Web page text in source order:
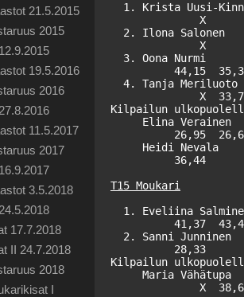
1. Krista Uusi-
X
2. Ilona Salonen
X
3. Oona Nurmi
44,15
4. Tanja Meriluoto
X
Kilpailun
Elina Verainen
26,95
Heidi Nevala
36,44
T15 Moukari
1. Eveliina
41,37
2. Sanni Junninen
28,33
Kilpailun
Maria Vähätupa
X
21.5.2015
2015
19.5.2016
2016
11.5.2017
2017
3.5.2018
17.7.2018
II 24.7.2018
2018
I